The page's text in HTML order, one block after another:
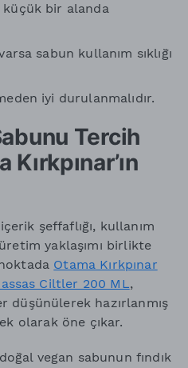
küçük bir alanda
sabun kullanım sıklığı
iyi durulanmalıdır.
Tercih
şeffaflığı, kullanım
yaklaşımı birlikte
Otama Kırkpınar
Ciltler 200 ML,
düşünülerek hazırlanmış
olarak öne çıkar.
vegan sabunun fındık